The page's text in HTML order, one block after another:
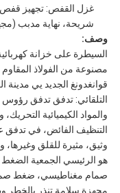
غزل القفص: تجهيز قفص
شريحة، نهاية مدبب
وصف:
السيطرة على خزانة
التلقائي: تدفق تدفق رؤوس
والمواد الكيميائية
التنظيف الفائض، في
وثيق، مثيرة للقلق
صمام مغناطيسي، ضغط
مجهزة سلامة تنذر بالخطر